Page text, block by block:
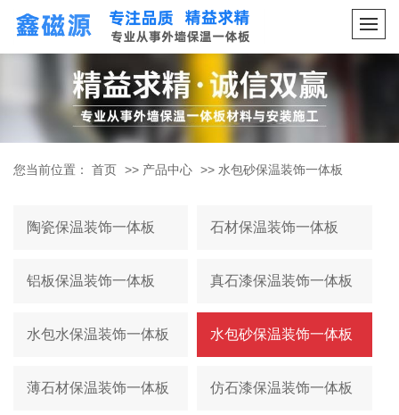
您当前位置： 首页 >> 产品中心 >> 水包砂保温装饰一体板
陶瓷保温装饰一体板 石材保温装饰一体板
铝板保温装饰一体板 真石漆保温装饰一体板
水包水保温装饰一体板 水包砂保温装饰一体板
薄石材保温装饰一体板 仿石漆保温装饰一体板